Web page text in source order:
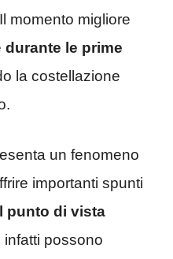
momento migliore
durante le prime
la costellazione
un fenomeno
importanti spunti
punto di vista
infatti possono